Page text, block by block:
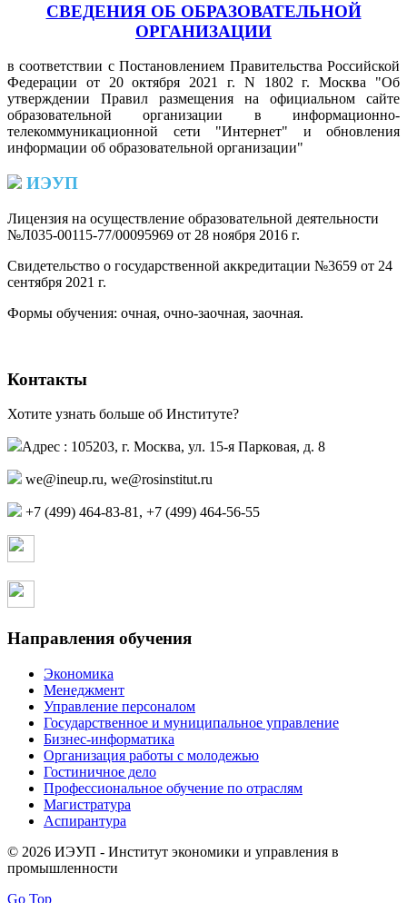
СВЕДЕНИЯ ОБ ОБРАЗОВАТЕЛЬНОЙ
ОРГАНИЗАЦИИ
в соответствии с Постановлением Правительства Российской
Федерации от 20 октября 2021 г. N 1802 г. Москва "Об
утверждении Правил размещения на официальном сайте
образовательной организации в информационно-
телекоммуникационной сети "Интернет" и обновления
информации об образовательной организации"
ИЭУП
Лицензия на осуществление образовательной деятельности
№Л035-00115-77/00095969 от 28 ноября 2016 г.
Свидетельство о государственной аккредитации №3659 от 24
сентября 2021 г.
Формы обучения: очная, очно-заочная, заочная.
Контакты
Хотите узнать больше об Институте?
Адрес : 105203, г. Москва, ул. 15-я Парковая, д. 8
we@ineup.ru, we@rosinstitut.ru
+7 (499) 464-83-81, +7 (499) 464-56-55
Направления обучения
Экономика
Менеджмент
Управление персоналом
Государственное и муниципальное управление
Бизнес-информатика
Организация работы с молодежью
Гостиничное дело
Профессиональное обучение по отраслям
Магистратура
Аспирантура
© 2026 ИЭУП - Институт экономики и управления в
промышленности
Go Top